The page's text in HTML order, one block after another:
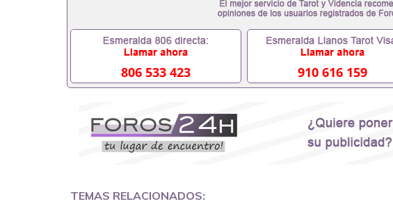
业单位/国企假的毕业证会查吗551190476入职国企/事业单位需要
内能用吗, 挂科拿不到毕业证怎么办, 毕业证丢了怎么办, 没有正常
证吗,您是否因为中途辍学、挂科而没有正常毕业551190476您是
551190476您是否因没正常毕业而导致回国得不到教育部认证在
么办551190476找工作没有文凭怎么办,怎么办理本科/研究生文凭
551190476网上买文凭可靠吗551190476哪里可以买国外文凭
大毕业证551190476申请学校办理假的毕业证成绩单可以吗
哪里可以修改成绩单GPA分数551190476假毕业证能查出来吗
何拿到国外毕业证QQ微信551190476办假大学毕业证QQ微信
QQ微信551190476外国文凭在中国有用吗QQ微信551190476德国
806 533 423 910 616 159
TEMAS RELACIONADOS: